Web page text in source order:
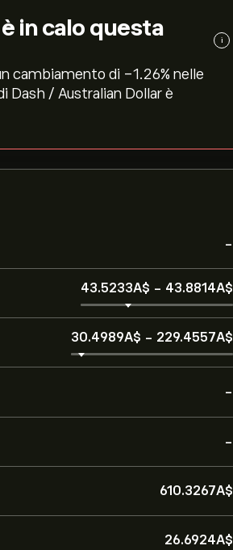
è in calo questa
i
cambiamento di ‎-1.26‎% nelle
Dash / Australian Dollar è
-
43.5233‎A$‎ - 43.8814‎A$‎
30.4989‎A$‎ - 229.4557‎A$‎
-
-
610.3267‎A$‎
26.6924‎A$‎